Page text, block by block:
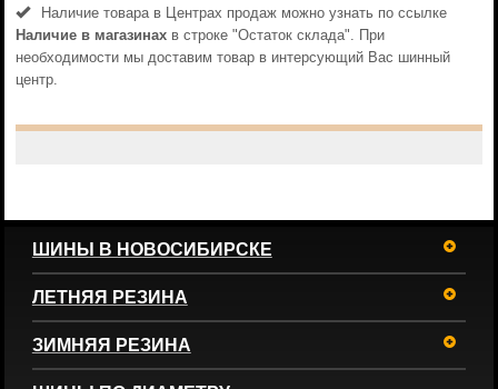
Наличие товара в Центрах продаж можно узнать по ссылке
Наличие в магазинахв строке "Остаток склада". При
необходимости мы доставим товар в интерсующий Вас шинный
центр.
ШИНЫ В НОВОСИБИРСКЕ
ЛЕТНЯЯ РЕЗИНА
ЗИМНЯЯ РЕЗИНА